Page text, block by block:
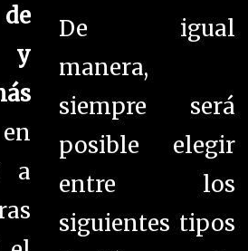
y
en
a
De igual
manera,
siempre será
posible elegir
entre los
siguientes tipos